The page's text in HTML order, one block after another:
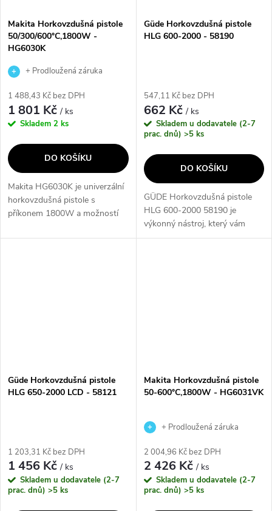
Makita Horkovzdušná pistole
50/300/600°C,1800W -
HG6030K
+ Prodloužená záruka
1 488,43 Kč bez DPH
1 801 Kč/ ks
Skladem 2 ks
DO KOŠÍKU
Makita HG6030K je univerzální
horkovzdušná pistole s
příkonem 1800W a možností
vzduchu. Ideální pro
Güde Horkovzdušná pistole
HLG 600-2000 - 58190
547,11 Kč bez DPH
662 Kč/ ks
Skladem u dodavatele (2-7
prac. dnů) >5 ks
DO KOŠÍKU
GÜDE Horkovzdušná pistole
HLG 600-2000 58190 je
výkonný nástroj, který vám
umožní snadno a rychle
Güde Horkovzdušná pistole
HLG 650-2000 LCD - 58121
1 203,31 Kč bez DPH
1 456 Kč/ ks
Skladem u dodavatele (2-7
prac. dnů) >5 ks
Makita Horkovzdušná pistole
50-600°C,1800W - HG6031VK
+ Prodloužená záruka
2 004,96 Kč bez DPH
2 426 Kč/ ks
Skladem u dodavatele (2-7
prac. dnů) >5 ks